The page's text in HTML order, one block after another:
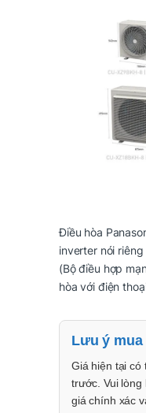
Điều hòa
inverter nói
(Bộ điều hợp
hòa với điện
Lưu ý mua
Giá hiện tại có
trước. Vui lòng
giá chính xác